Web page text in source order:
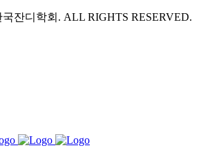
잔디학회. ALL RIGHTS RESERVED.